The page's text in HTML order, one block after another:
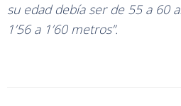
su edad debía ser de 55 a 60
1’56 a 1’60 metros”.